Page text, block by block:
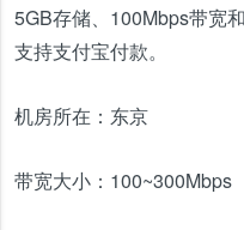
5GB存储、100Mbps带宽
支持支付宝付款。
机房所在： 东京
带宽大小： 100~300Mbps